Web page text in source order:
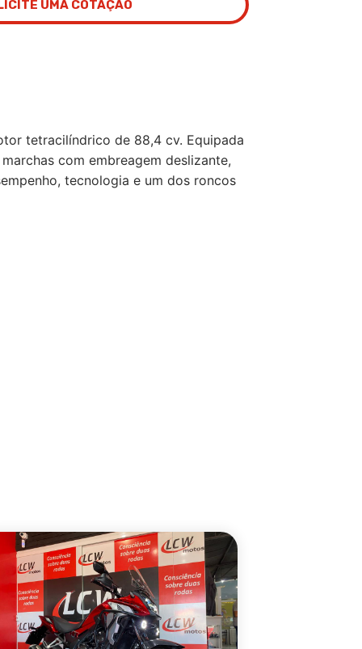
UMA COTAÇÃO
tetracilíndrico de 88,4 cv. Equipada
com embreagem deslizante,
tecnologia e um dos roncos